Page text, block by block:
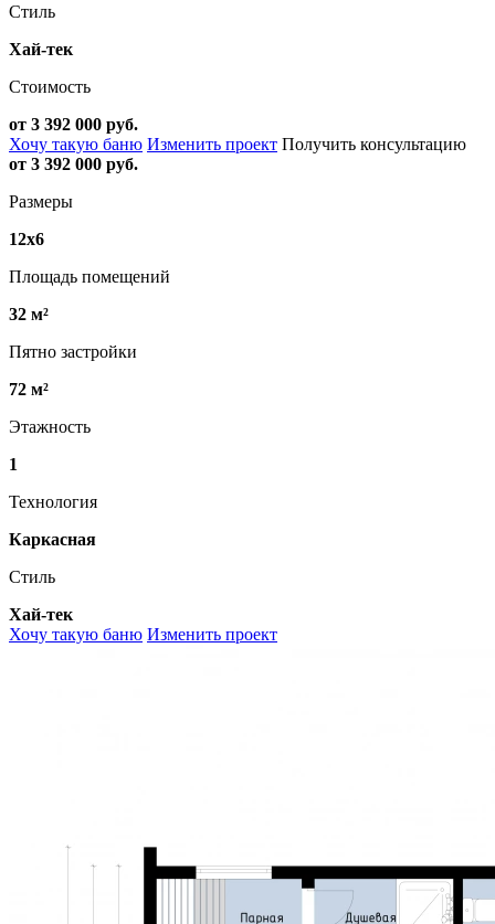
Стиль
Хай-тек
Стоимость
от 3 392 000 руб.
Хочу такую баню Изменить проект Получить консультацию
от 3 392 000 руб.
Размеры
12х6
Площадь помещений
32 м²
Пятно застройки
72 м²
Этажность
1
Технология
Каркасная
Стиль
Хай-тек
Хочу такую баню Изменить проект